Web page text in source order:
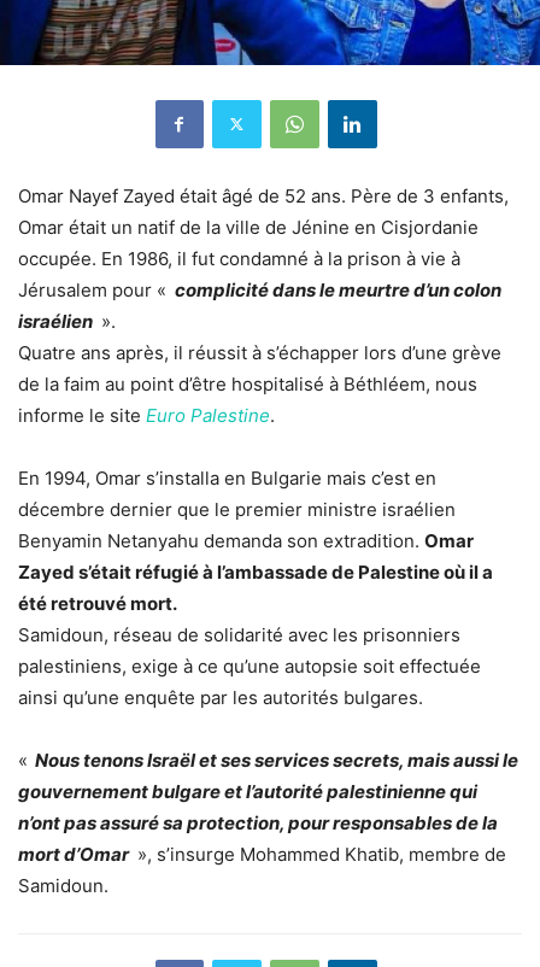
Omar Nayef Zayed était âgé de 52 ans. Père de 3 enfants,
Omar était un natif de la ville de Jénine en Cisjordanie
occupée. En 1986, il fut condamné à la prison à vie à
Jérusalem pour « complicité dans le meurtre d’un colon
israélien ».
Quatre ans après, il réussit à s’échapper lors d’une grève
de la faim au point d’être hospitalisé à Béthléem, nous
informe le site Euro Palestine.
En 1994, Omar s’installa en Bulgarie mais c’est en
décembre dernier que le premier ministre israélien
Benyamin Netanyahu demanda son extradition. Omar
Zayed s’était réfugié à l’ambassade de Palestine où il a
été retrouvé mort.
Samidoun, réseau de solidarité avec les prisonniers
palestiniens, exige à ce qu’une autopsie soit effectuée
ainsi qu’une enquête par les autorités bulgares.
« Nous tenons Israël et ses services secrets, mais aussi le
gouvernement bulgare et l’autorité palestinienne qui
n’ont pas assuré sa protection, pour responsables de la
mort d’Omar », s’insurge Mohammed Khatib, membre de
Samidoun.